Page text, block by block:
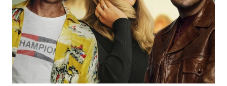
TEBING
TINGGI
WN
PAKPAK